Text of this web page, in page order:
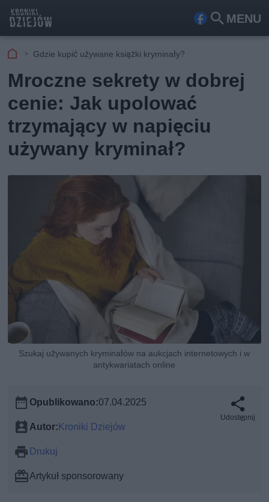
MENU
Fa Szu
Gdzie kupić używane książki kryminały?
Mroczne sekrety w dobrej
cenie: Jak upolować
trzymający w napięciu
używany kryminał?
Szukaj używanych kryminałów na aukcjach internetowych i w
antykwariatach online
Opublikowano:07.04.2025
Autor:Kroniki Dziejów
Drukuj
Artykuł sponsorowany
Udostępnij